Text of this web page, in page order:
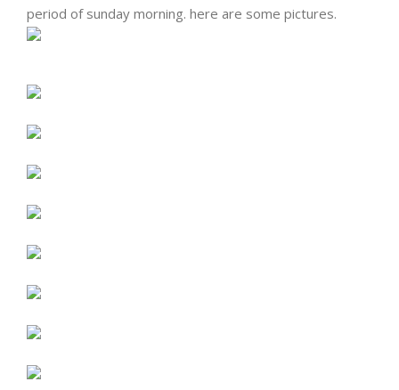
period of sunday morning. here are some pictures.